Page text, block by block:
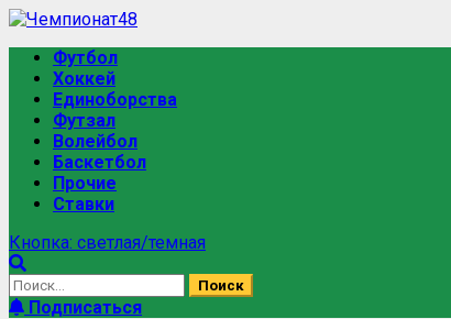
Перейти
содержимому
Основное
меню
Футбол
Хоккей
Единоборства
Футзал
Волейбол
Баскетбол
Прочие
Ставки
Кнопка: светлая/темная
Найти:
Подписаться